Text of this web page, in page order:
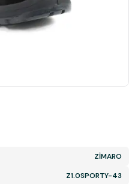
ZİMARO
Z1.0SPORTY-43